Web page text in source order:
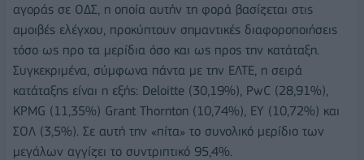
αγοράς σε ΟΔΣ, η οποία αυτήν τη φορά βασίζεται στις
αμοιβές ελέγχου, προκύπτουν σημαντικές διαφοροποιήσεις
τόσο ως προ τα μερίδια όσο και ως προς την κατάταξη.
Συγκεκριμένα, σύμφωνα πάντα με την ΕΛΤΕ, η σειρά
κατάταξης είναι η εξής: Deloitte (30,19%), PwC (28,91%),
KPMG (11,35%) Grant Thornton (10,74%), EY (10,72%) και
ΣΟΛ (3,5%). Σε αυτή την «πίτα» το συνολικό μερίδιο των
μεγάλων αγγίζει το συντριπτικό 95,4%.